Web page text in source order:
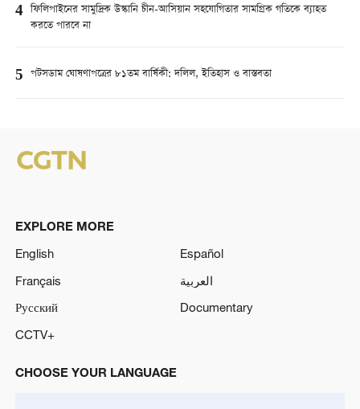
4 ফিলিপাইনের সামুদ্রিক উস্কানি চীন-আসিয়ান সহযোগিতার সামগ্রিক গতিকে ব্যাহত
করতে পারবে না
5 পটসডাম ঘোষণাপত্রের ৮১তম বার্ষিকী: দলিল, ইতিহাস ও বাস্তবতা
EXPLORE MORE
English
Español
Français
العربية
Русский
Documentary
CCTV+
CHOOSE YOUR LANGUAGE